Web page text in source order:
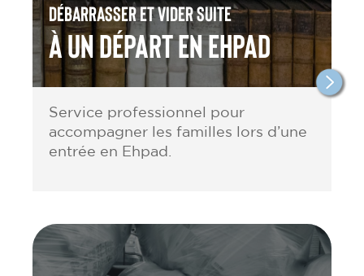
Débarrasser et vider suite
à un départ en Ehpad
Service professionnel pour
accompagner les familles lors d’une
entrée en Ehpad.